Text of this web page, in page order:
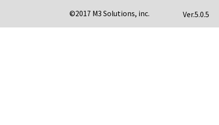
©2017 M3 Solutions, inc. Ver.5.0.5